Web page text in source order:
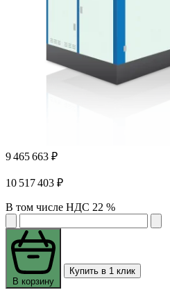
9 465 663 ₽
10 517 403 ₽
В том числе НДС 22 %
В корзину
Купить в 1 клик